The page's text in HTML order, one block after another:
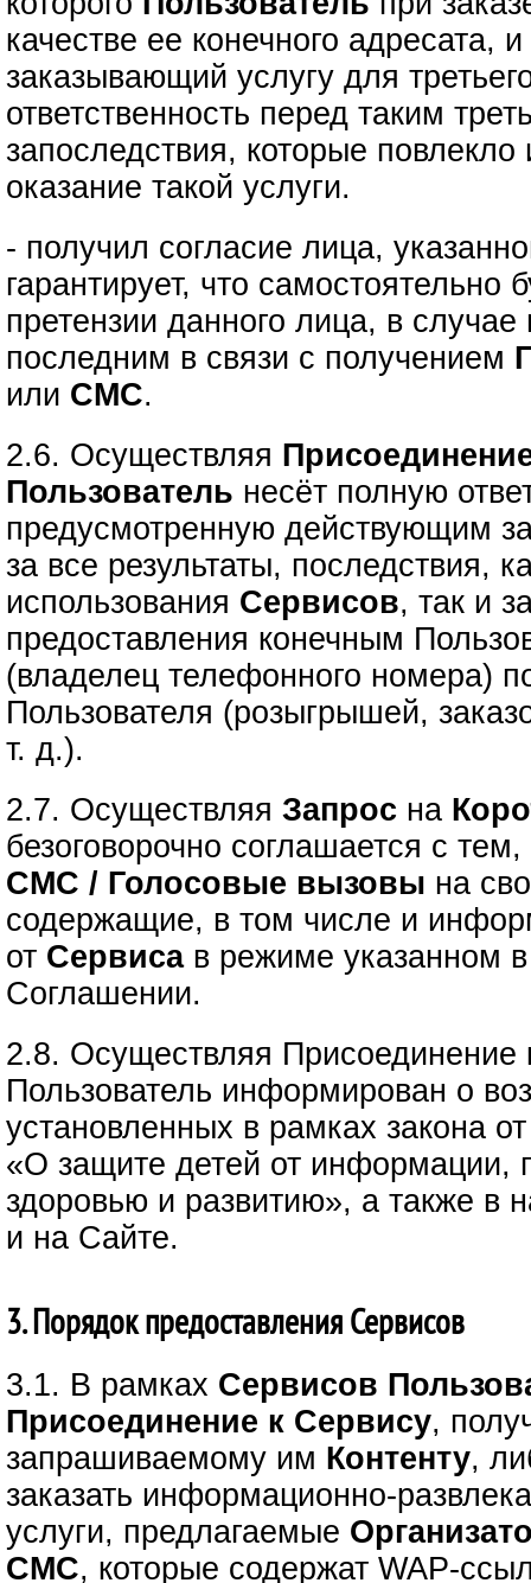
качестве ее конечного адресата,
заказывающий услугу для
ответственность перед таким
запоследствия, которые
оказание такой услуги.
- получил согласие лица,
гарантирует, что самостоятельно
претензии данного лица, в
последним в связи с получением
или СМС.
2.6. Осуществляя
Пользователь несёт полную
предусмотренную действующим
за все результаты, последствия,
использования Сервисов, так и
предоставления конечным
(владелец телефонного номера)
Пользователя (розыгрышей,
т. д.).
2.7. ОсуществляяЗапрос на
безоговорочно соглашается с
СМС / Голосовые вызовы на
содержащие, в том числе и
от Сервиса в режиме указанном
Соглашении.
2.8. Осуществляя Присоединение
Пользователь информирован о
установленных в рамках закона
«О защите детей от информации,
здоровью и развитию», а также в
и на Сайте.
3. Порядок предоставления Сервисов
3.1. В рамках Сервисов
Присоединение к Сервису,
запрашиваемому им Контенту,
заказать информационно-
услуги, предлагаемые
СМС, которые содержат WAP-